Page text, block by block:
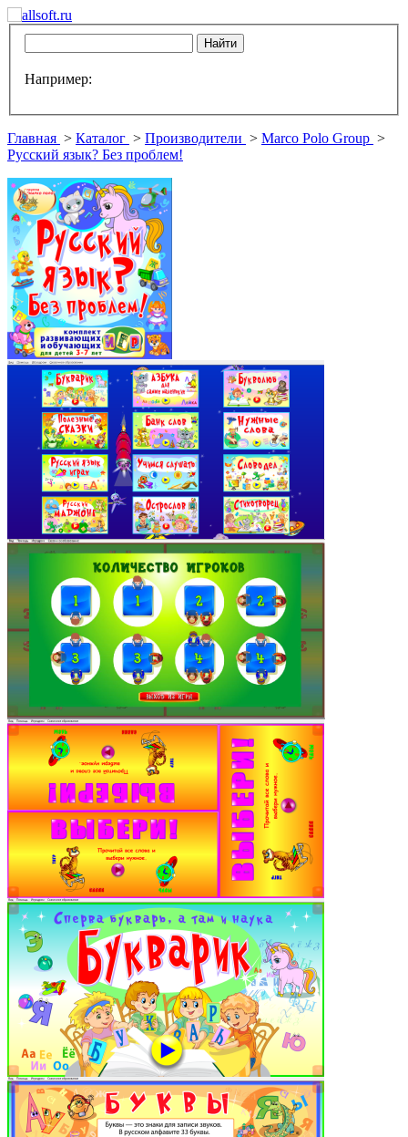
Например:
Главная > Каталог > Производители > Marco Polo Group >
Русский язык? Без проблем!